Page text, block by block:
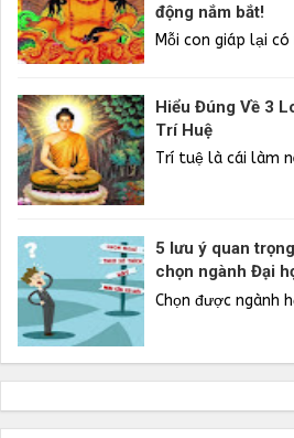
động nắm bắt!
Mỗi con giáp lại
Hiểu Đúng Về 3
Trí Huệ
Trí tuệ là cái làm
5 lưu ý quan
chọn ngành Đại
Chọn được ngành